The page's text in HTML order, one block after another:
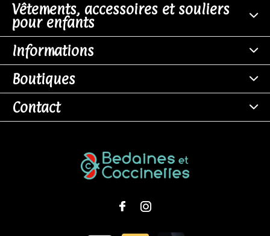
Vêtements, accessoires et souliers
pour enfants
Informations
Boutiques
Contact